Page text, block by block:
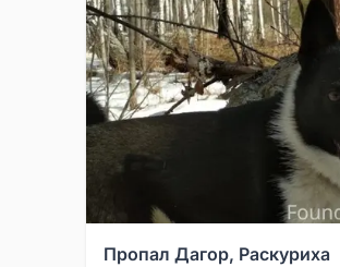
Пропал Дагор, Раскуриха